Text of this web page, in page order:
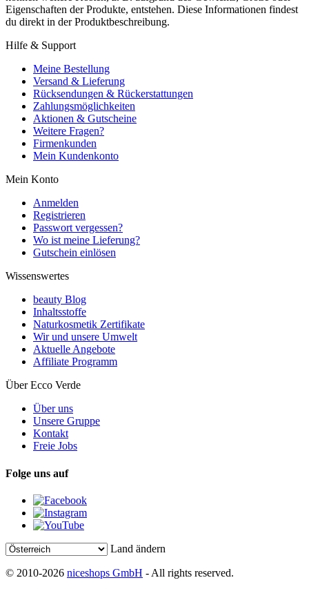
Eigenschaften der Produkte, entstehen. Diese Informationen findest
du direkt in der Produktbeschreibung.
Hilfe & Support
Meine Bestellung
Versand & Lieferung
Rücksendungen & Rückerstattungen
Zahlungsmöglichkeiten
Aktionen & Gutscheine
Weitere Fragen?
Firmenkunden
Mein Kundenkonto
Mein Konto
Anmelden
Registrieren
Passwort vergessen?
Wo ist meine Lieferung?
Gutschein einlösen
Wissenswertes
beauty Blog
Inhaltsstoffe
Naturkosmetik Zertifikate
Wir und unsere Umwelt
Aktuelle Angebote
Affiliate Programm
Über Ecco Verde
Über uns
Unsere Gruppe
Kontakt
Freie Jobs
Folge uns auf
Land ändern
© 2010-2026 niceshops GmbH - All rights reserved.